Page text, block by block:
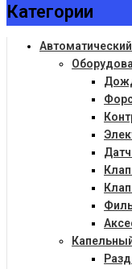
Категории